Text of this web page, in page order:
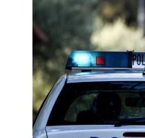
Управители:
Веселин
Василев,
v.vasilev@flagman.bg